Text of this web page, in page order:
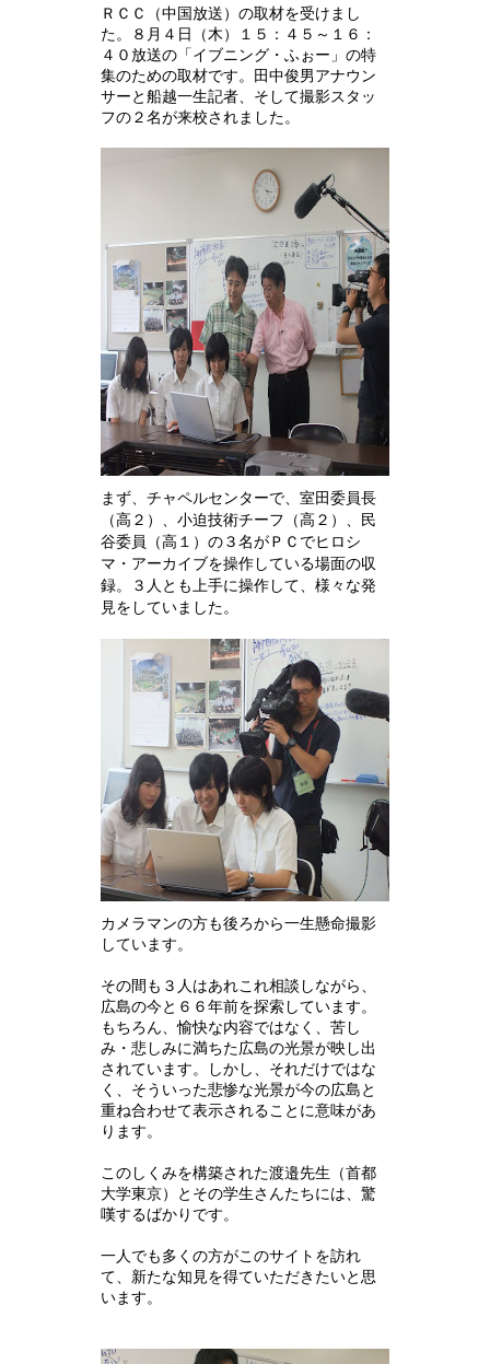
ＲＣＣ（中国放送）の取材を受けまし
た。８月４日（木）１５：４５～１６：
４０放送の「イブニング・ふぉー」の特
集のための取材です。田中俊男アナウン
サーと船越一生記者、そして撮影スタッ
フの２名が来校されました。
まず、チャペルセンターで、室田委員長
（高２）、小迫技術チーフ（高２）、民
谷委員（高１）の３名がＰＣでヒロシ
マ・アーカイブを操作している場面の収
録。３人とも上手に操作して、様々な発
見をしていました。
カメラマンの方も後ろから一生懸命撮影
しています。
その間も３人はあれこれ相談しながら、
広島の今と６６年前を探索しています。
もちろん、愉快な内容ではなく、苦し
み・悲しみに満ちた広島の光景が映し出
されています。しかし、それだけではな
く、そういった悲惨な光景が今の広島と
重ね合わせて表示されることに意味があ
ります。
このしくみを構築された渡邉先生（首都
大学東京）とその学生さんたちには、驚
嘆するばかりです。
一人でも多くの方がこのサイトを訪れ
て、新たな知見を得ていただきたいと思
います。